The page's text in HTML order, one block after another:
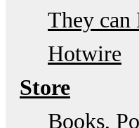
They
Hotwire
Store
Books,